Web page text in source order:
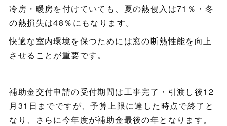
冷房・暖房を付けていても、夏の熱侵入は71％・冬
の熱損失は48％にもなります。
快適な室内環境を保つためには窓の断熱性能を向上
させることが重要です。
補助金交付申請の受付期間は工事完了・引渡し後12
月31日までですが、予算上限に達した時点で終了と
なり、さらに今年度が補助金最後の年となります。